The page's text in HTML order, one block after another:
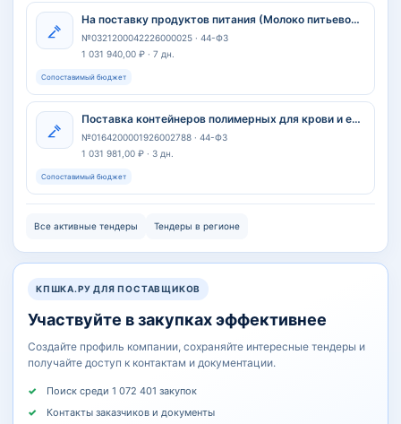
На поставку продуктов питания (Молоко питьевое ) на 2027 год для нужд Государственного казенного учреждения здравоохранения Ставропольского края «Краевой санаторий для детей «Журавлик»
№0321200042226000025 · 44-ФЗ
1 031 940,00 ₽ · 7 дн.
Сопоставимый бюджет
Поставка контейнеров полимерных для крови и ее компонентов с раствором гемоконсерванта счетверённых
№0164200001926002788 · 44-ФЗ
1 031 981,00 ₽ · 3 дн.
Сопоставимый бюджет
Все активные тендеры Тендеры в регионе
КПШКА.РУ ДЛЯ ПОСТАВЩИКОВ
Участвуйте в закупках эффективнее
Создайте профиль компании, сохраняйте интересные тендеры и
получайте доступ к контактам и документации.
Поиск среди 1 072 401 закупок
Контакты заказчиков и документы